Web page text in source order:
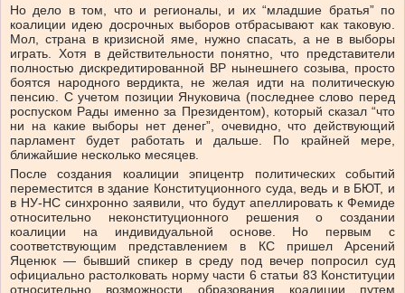
Но дело в том, что и регионалы, и их “младшие братья” по
коалиции идею досрочных выборов отбрасывают как таковую.
Мол, страна в кризисной яме, нужно спасать, а не в выборы
играть. Хотя в действительности понятно, что представители
полностью дискредитированной ВР нынешнего созыва, просто
боятся народного вердикта, не желая идти на политическую
пенсию. С учетом позиции Януковича (последнее слово перед
роспуском Рады именно за Президентом), который сказал “что
ни на какие выборы нет денег”, очевидно, что действующий
парламент будет работать и дальше. По крайней мере,
ближайшие несколько месяцев.
После создания коалиции эпицентр политических событий
переместится в здание Конституционного суда, ведь и в БЮТ, и
в НУ-НС синхронно заявили, что будут апеллировать к Фемиде
относительно неконституционного решения о создании
коалиции на индивидуальной основе. Но первым с
соответствующим представлением в КС пришел Арсений
Яценюк — бывший спикер в среду под вечер попросил суд
официально растолковать норму части 6 статьи 83 Конституции
относительно возможности образования коалиции путем